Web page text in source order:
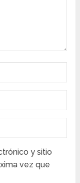
y sitio
vez que